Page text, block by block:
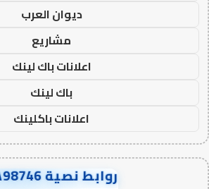
ديوان العرب
مشاريع
اعلانات باك لينك
باك لينك
اعلانات باكلينك
روابط نصية AA98746